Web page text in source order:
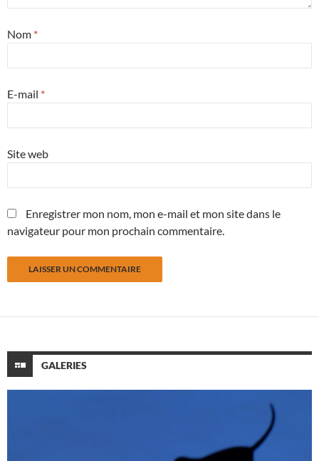
Nom *
E-mail *
Site web
Enregistrer mon nom, mon e-mail et mon site dans le
navigateur pour mon prochain commentaire.
GALERIES